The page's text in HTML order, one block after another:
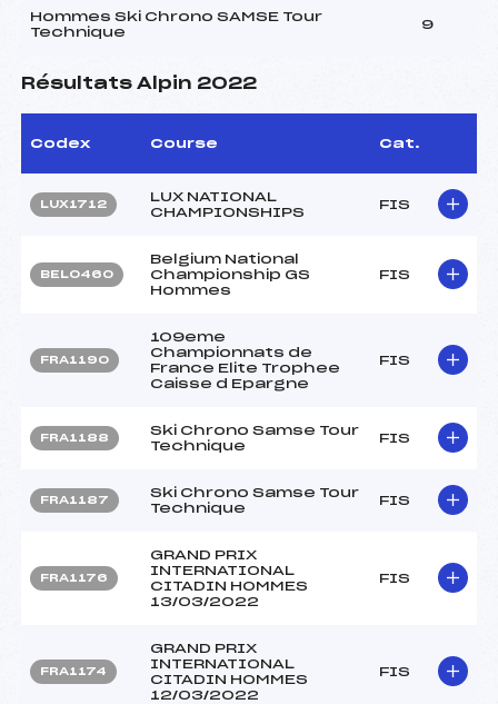
Hommes Ski Chrono SAMSE Tour
Technique
9
Résultats Alpin 2022
Codex Course Cat.
LUX1712
LUX NATIONAL
CHAMPIONSHIPS
FIS
BEL0460
Belgium National
Championship GS
Hommes
FIS
FRA1190
109eme
Championnats de
France Elite Trophee
Caisse d Epargne
FIS
FRA1188
Ski Chrono Samse Tour
Technique
FIS
FRA1187
Ski Chrono Samse Tour
Technique
FIS
FRA1176
GRAND PRIX
INTERNATIONAL
CITADIN HOMMES
13/03/2022
FIS
FRA1174
GRAND PRIX
INTERNATIONAL
CITADIN HOMMES
12/03/2022
FIS